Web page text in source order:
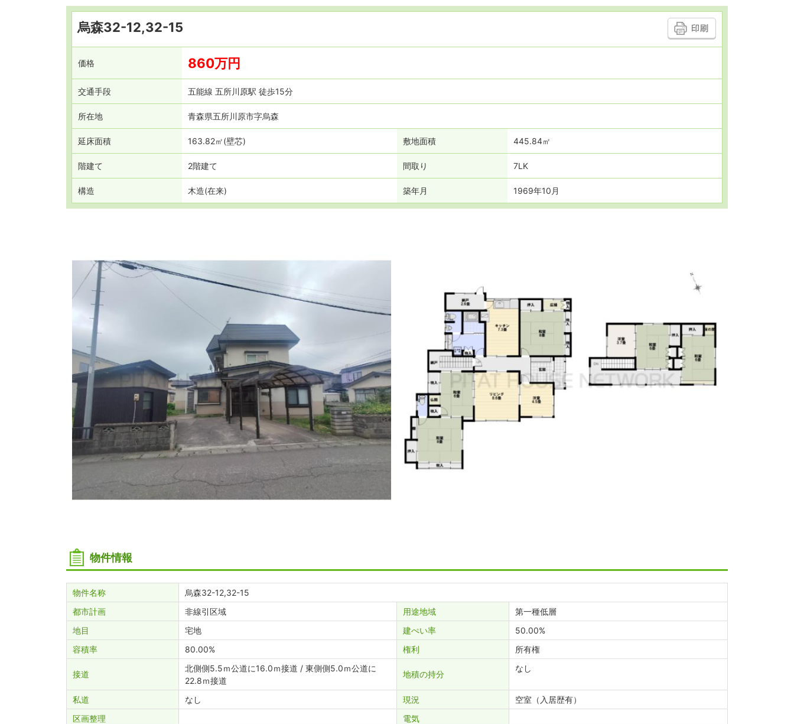
烏森32-12,32-15
価格 860万円
交通手段 五能線 五所川原駅 徒歩15分
所在地 青森県五所川原市字烏森
延床面積 163.82㎡(壁芯) 敷地面積 445.84㎡
階建て 2階建て 間取り 7LK
構造 木造(在来) 築年月 1969年10月
物件情報
物件名称
烏森32-12,32-15
都市計画
非線引区域 用途地域
第一種低層
地目
宅地 建ぺい率
50.00%
容積率
80.00% 権利 所有権
接道
北側側5.5ｍ公道に16.0ｍ接道 / 東側側5.0ｍ公道に
22.8ｍ接道
地積の持分
なし
私道 なし 現況
空室（入居歴有）
区画整理
電気